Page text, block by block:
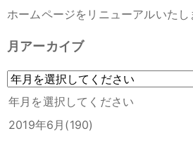
ホームページをリニューアルいたし
月アーカイブ